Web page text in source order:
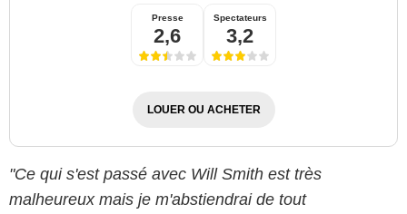
Presse
2,6
Spectateurs
3,2
LOUER OU ACHETER
"Ce qui s'est passé avec Will Smith est très
malheureux mais je m'abstiendrai de tout